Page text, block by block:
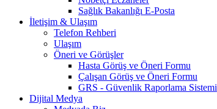
Sağlık Bakanlığı E-Posta
İletişim & Ulaşım
Telefon Rehberi
Ulaşım
Öneri ve Görüşler
Hasta Görüş ve Öneri Formu
Çalışan Görüş ve Öneri Formu
GRS - Güvenlik Raporlama Sistemi
Dijital Medya